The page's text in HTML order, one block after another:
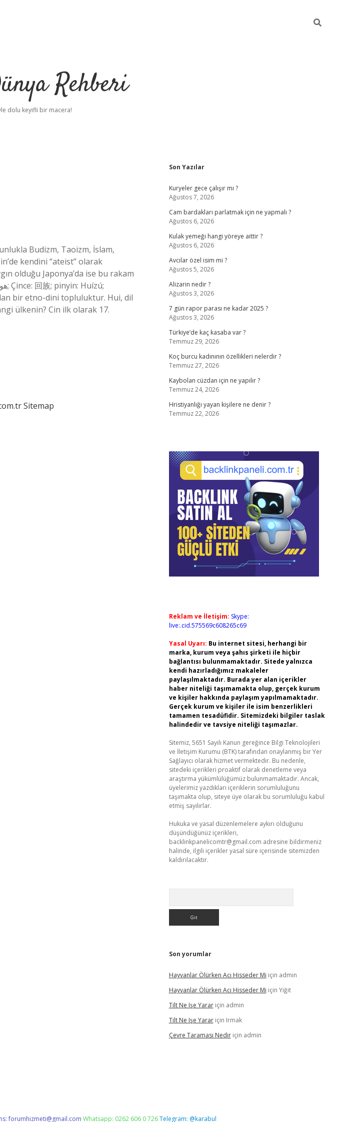
Rehberi
dolu keyifli bir macera!
Budizm, Taoizm, İslam,
kendini “ateist” olarak
olduğu Japonya’da ise bu rakam
ülkenin? Cin ilk olarak 17.
Sitemap
Sidebar
Son Yazılar
Kuryeler gece çalışır mı ?
Ağustos 7, 2026
Cam bardakları parlatmak için ne yapmalı ?
Ağustos 6, 2026
Kulak yemeği hangi yöreye aittir ?
Ağustos 6, 2026
Avcılar özel isim mi ?
Ağustos 5, 2026
Alizarin nedir ?
Ağustos 3, 2026
7 gün rapor parası ne kadar 2025 ?
Ağustos 3, 2026
Türkiye’de kaç kasaba var ?
Temmuz 29, 2026
Koç burcu kadınının özellikleri nelerdir ?
Temmuz 27, 2026
Kaybolan cüzdan için ne yapılır ?
Temmuz 24, 2026
Hristiyanlığı yayan kişilere ne denir ?
Temmuz 22, 2026
Reklam ve İletişim: Skype:
live:.cid.575569c608265c69
Yasal Uyarı: Bu internet sitesi, herhangi bir
marka, kurum veya şahıs şirketi ile hiçbir
bağlantısı bulunmamaktadır. Sitede yalnızca
kendi hazırladığımız makaleler
paylaşılmaktadır. Burada yer alan içerikler
haber niteliği taşımamakta olup, gerçek kurum
ve kişiler hakkında paylaşım yapılmamaktadır.
Gerçek kurum ve kişiler ile isim benzerlikleri
tamamen tesadüfidir. Sitemizdeki bilgiler taslak
halindedir ve tavsiye niteliği taşımazlar.
Sitemiz, 5651 Sayılı Kanun gereğince Bilgi Teknolojileri
ve İletişim Kurumu (BTK) tarafından onaylanmış bir Yer
Sağlayıcı olarak hizmet vermektedir. Bu nedenle,
sitedeki içerikleri proaktif olarak denetleme veya
araştırma yükümlülüğümüz bulunmamaktadır. Ancak,
üyelerimiz yazdıkları içeriklerin sorumluluğunu
taşımakta olup, siteye üye olarak bu sorumluluğu kabul
etmiş sayılırlar.
Hukuka ve yasal düzenlemelere aykırı olduğunu
düşündüğünüz içerikleri,
backlinkpanelicomtr@gmail.com adresine bildirmeniz
halinde, ilgili içerikler yasal süre içerisinde sitemizden
kaldırılacaktır.
Son yorumlar
Hayvanlar Ölürken Acı Hisseder Mi için admin
Hayvanlar Ölürken Acı Hisseder Mi için Yiğit
Tilt Ne Işe Yarariçin admin
Tilt Ne Işe Yarariçin Irmak
Çevre Taraması Nediriçin admin
forumhizmeti@gmail.com Whatsapp: 0262 606 0 726Telegram: @karabul